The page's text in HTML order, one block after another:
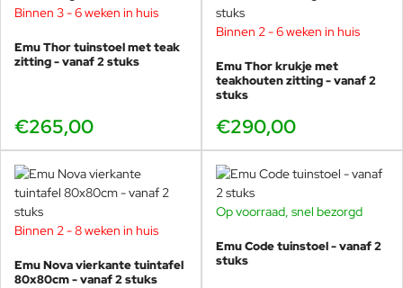
Emu Mom zonder armleuningen– strak en ideaal om
Emu Alisea– elegant en licht; perfect voor balkon en
Emu Darwin met armleuningen– stevig en comfortabel
Emu Code tuinstoel
– modern, comfortabel en
combineert mooi met strakke tafels.
Twijfelt u tussen een rustige set of juist een speelse
kleurenmix? In de showroom laten we graag zien wat het
beste werkt bij 70x70.
Binnen 3 - 6 weken in huis
Emu Thor tuinstoel met teak
zitting - vanaf 2 stuks
€265,00
Binnen 2 - 6 weken in huis
Emu Thor krukje met
teakhouten zitting - vanaf 2
stuks
€290,00
Binnen 2 - 8 weken in huis
Emu Nova vierkante tuintafel
80x80cm - vanaf 2 stuks
-18%
Op voorraad, snel bezorgd
Emu Code tuinstoel - vanaf 2
stuks